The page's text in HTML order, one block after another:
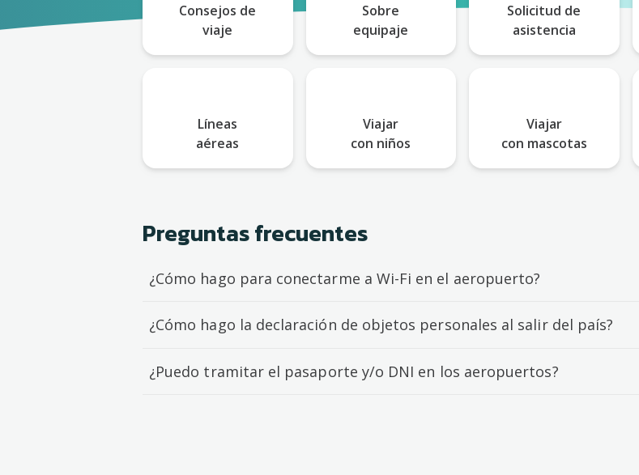
Consejos de
viaje
Sobre
equipaje
Solicitud de
asistencia
Líneas
aéreas
Viajar
con niños
Viajar
con mascotas
Preguntas frecuentes
¿Cómo hago para conectarme a Wi-Fi en el aeropuerto?
¿Cómo hago la declaración de objetos personales al salir del país?
¿Puedo tramitar el pasaporte y/o DNI en los aeropuertos?